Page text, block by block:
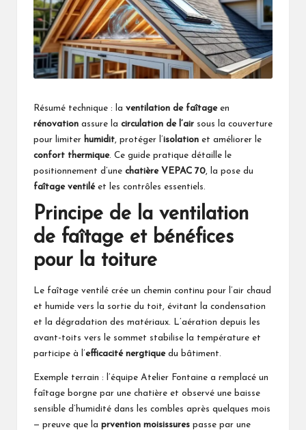
Résumé technique : la ventilation de faîtageen
rénovation assure la circulation de l’air sous la couverture
pour limiter humidit, protéger l’ isolation et améliorer le
confort thermique. Ce guide pratique détaille le
positionnement d’une chatière VEPAC 70, la pose du
faîtage ventiléet les contrôles essentiels.
Principe de la ventilation
de faîtage et bénéfices
pour la toiture
Le faîtage ventilé crée un chemin continu pour l’air chaud
et humide vers la sortie du toit, évitant la condensation
et la dégradation des matériaux. L’aération depuis les
avant-toits vers le sommet stabilise la température et
participe à l’efficacité nergtiquedu bâtiment.
Exemple terrain : l’équipe Atelier Fontaine a remplacé un
faîtage borgne par une chatière et observé une baisse
sensible d’humidité dans les combles après quelques mois
— preuve que la prvention moisissures passe par une